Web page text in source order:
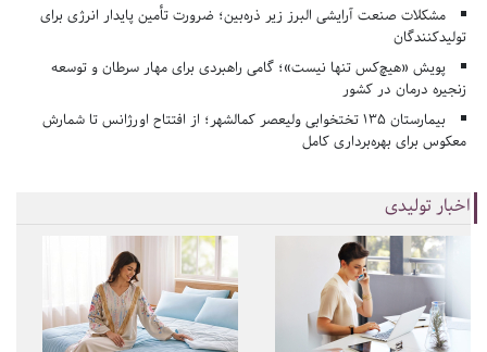
مشکلات صنعت آرایشی البرز زیر ذره‌بین؛ ضرورت تأمین پایدار انرژی برای
تولیدکنندگان
پویش «هیچ‌کس تنها نیست»؛ گامی راهبردی برای مهار سرطان و توسعه
زنجیره درمان در کشور
بیمارستان ۱۳۵ تختخوابی ولیعصر کمالشهر؛ از افتتاح اورژانس تا شمارش
معکوس برای بهره‌برداری کامل
اخبار تولیدی